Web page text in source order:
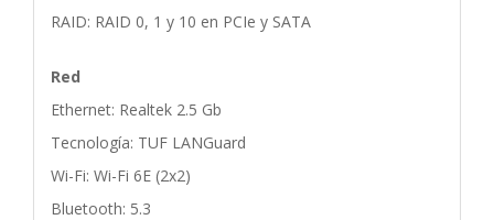
RAID: RAID 0, 1 y 10 en PCIe y SATA
Red
Ethernet: Realtek 2.5 Gb
Tecnología: TUF LANGuard
Wi-Fi: Wi-Fi 6E (2x2)
Bluetooth: 5.3